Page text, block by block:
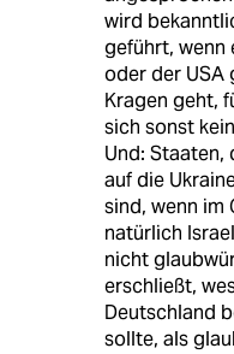
wird
geführt, wenn
oder der USA
Kragen geht,
sich sonst
Und: Staaten,
auf die
sind, wenn im
natürlich
nicht
erschließt,
Deutschland
sollte, als